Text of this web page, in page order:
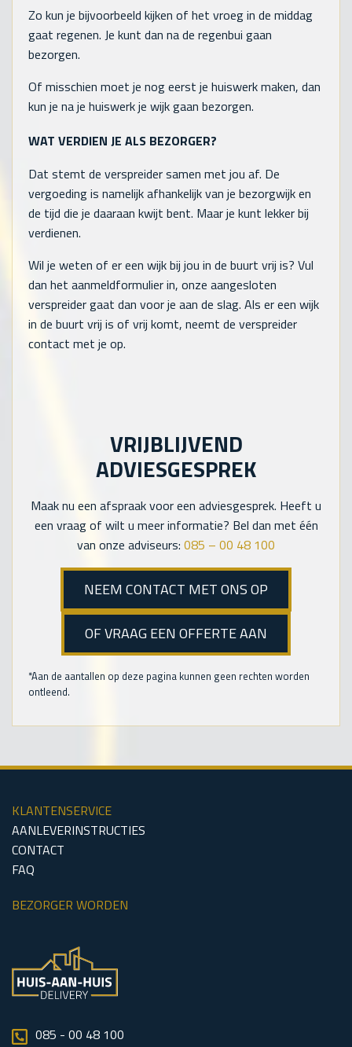
Zo kun je bijvoorbeeld kijken of het vroeg in de middag
gaat regenen. Je kunt dan na de regenbui gaan
bezorgen.
Of misschien moet je nog eerst je huiswerk maken, dan
kun je na je huiswerk je wijk gaan bezorgen.
WAT VERDIEN JE ALS BEZORGER?
Dat stemt de verspreider samen met jou af. De
vergoeding is namelijk afhankelijk van je bezorgwijk en
de tijd die je daaraan kwijt bent. Maar je kunt lekker bij
verdienen.
Wil je weten of er een wijk bij jou in de buurt vrij is? Vul
dan het aanmeldformulier in, onze aangesloten
verspreider gaat dan voor je aan de slag. Als er een wijk
in de buurt vrij is of vrij komt, neemt de verspreider
contact met je op.
VRIJBLIJVEND
ADVIESGESPREK
Maak nu een afspraak voor een adviesgesprek. Heeft u
een vraag of wilt u meer informatie? Bel dan met één
van onze adviseurs: 085 – 00 48 100
NEEM CONTACT MET ONS OP
OF VRAAG EEN OFFERTE AAN
*Aan de aantallen op deze pagina kunnen geen rechten worden
ontleend.
KLANTENSERVICE
AANLEVERINSTRUCTIES
CONTACT
FAQ
BEZORGER WORDEN
085 - 00 48 100